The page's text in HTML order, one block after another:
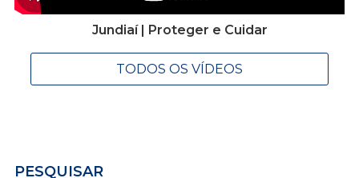
Jundiaí | Proteger e Cuidar
TODOS OS VÍDEOS
PESQUISAR